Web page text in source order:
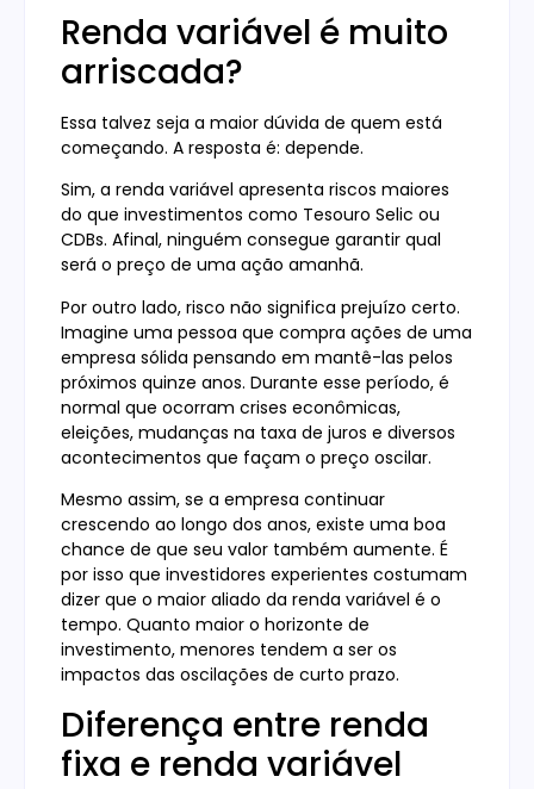
Renda variável é muito
arriscada?
Essa talvez seja a maior dúvida de quem está
começando. A resposta é: depende.
Sim, a renda variável apresenta riscos maiores
do que investimentos como Tesouro Selic ou
CDBs. Afinal, ninguém consegue garantir qual
será o preço de uma ação amanhã.
Por outro lado, risco não significa prejuízo certo.
Imagine uma pessoa que compra ações de uma
empresa sólida pensando em mantê-las pelos
próximos quinze anos. Durante esse período, é
normal que ocorram crises econômicas,
eleições, mudanças na taxa de juros e diversos
acontecimentos que façam o preço oscilar.
Mesmo assim, se a empresa continuar
crescendo ao longo dos anos, existe uma boa
chance de que seu valor também aumente. É
por isso que investidores experientes costumam
dizer que o maior aliado da renda variável é o
tempo. Quanto maior o horizonte de
investimento, menores tendem a ser os
impactos das oscilações de curto prazo.
Diferença entre renda
fixa e renda variável